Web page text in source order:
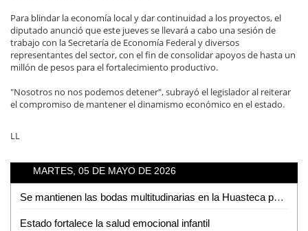
Para blindar la economía local y dar continuidad a los proyectos, el
diputado anunció que este jueves se llevará a cabo una sesión de
trabajo con la Secretaría de Economía Federal y diversos
representantes del sector, con el fin de consolidar apoyos de hasta un
millón de pesos para el fortalecimiento productivo.
"Nosotros no nos podemos detener", subrayó el legislador al reiterar
el compromiso de mantener el dinamismo económico en el estado.
LL
MARTES, 05 DE MAYO DE 2026
Se mantienen las bodas multitudinarias en la Huasteca pese a nuevas tendencias
Estado fortalece la salud emocional infantil